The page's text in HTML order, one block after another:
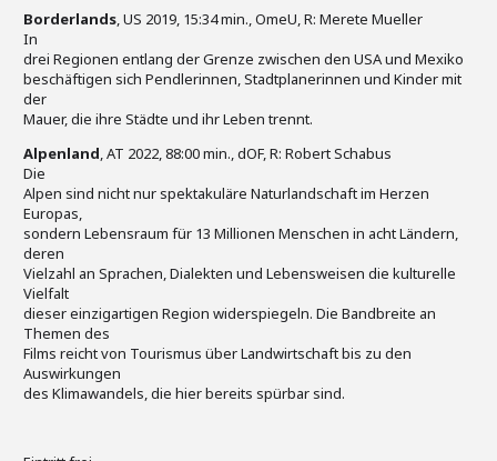
Borderlands, US 2019, 15:34 min., OmeU, R: Merete Mueller
In
drei Regionen entlang der Grenze zwischen den USA und Mexiko
beschäftigen sich Pendlerinnen, Stadtplanerinnen und Kinder mit
der
Mauer, die ihre Städte und ihr Leben trennt.
Alpenland, AT 2022, 88:00 min., dOF, R: Robert Schabus
Die
Alpen sind nicht nur spektakuläre Naturlandschaft im Herzen
Europas,
sondern Lebensraum für 13 Millionen Menschen in acht Ländern,
deren
Vielzahl an Sprachen, Dialekten und Lebensweisen die kulturelle
Vielfalt
dieser einzigartigen Region widerspiegeln. Die Bandbreite an
Themen des
Films reicht von Tourismus über Landwirtschaft bis zu den
Auswirkungen
des Klimawandels, die hier bereits spürbar sind.